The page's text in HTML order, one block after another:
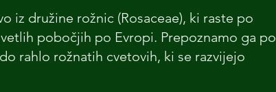
iz družine rožnic (Rosaceae), ki raste po
pobočjih po Evropi. Prepoznamo ga po
rahlo rožnatih cvetovih, ki se razvijejo